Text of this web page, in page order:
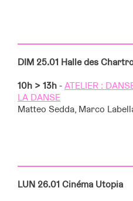
DIM 25.01 Halle des
10h > 13h-ATELIER :
LA DANSE
Matteo Sedda, Marco
LUN 26.01 Cinéma Utopia